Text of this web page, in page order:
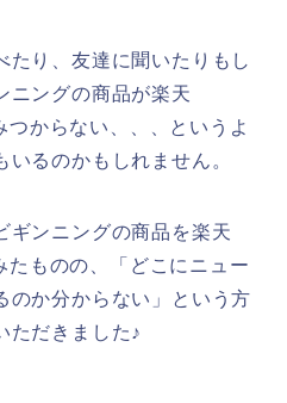
たり、友達に聞いたりもし
ニングの商品が楽天
つからない、、、というよ
るのかもしれません。
ギンニングの商品を楽天
たものの、「どこにニュー
のか分からない」という方
ただきました♪